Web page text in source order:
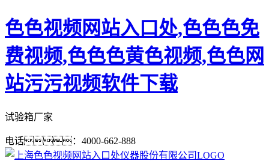
色色视频网站入口处,色色色免
费视频,色色色黄色视频,色色网
站污污视频软件下载
试验箱厂家
电话：4000-662-888